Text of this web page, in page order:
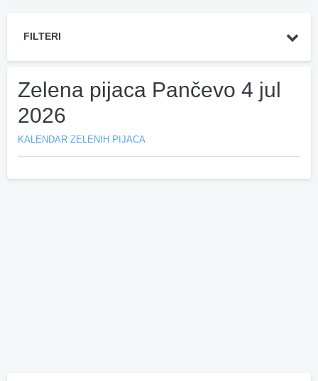
FILTERI
Zelena pijaca Pančevo 4 jul
2026
KALENDAR ZELENIH PIJACA